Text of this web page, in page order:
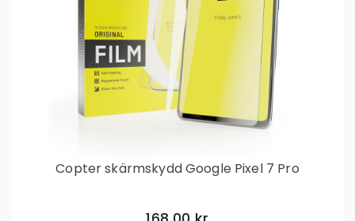
Copter skärmskydd Google Pixel 7 Pro